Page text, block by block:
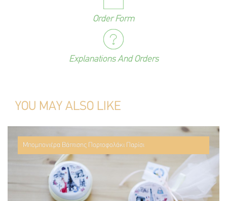
Order Form
Explanations And Orders
YOU MAY ALSO LIKE
Μπομπονιέρα Βάπτισης Πορτοφολάκι Παρίσι